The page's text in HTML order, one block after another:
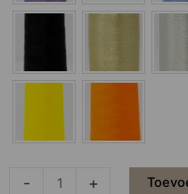
- +